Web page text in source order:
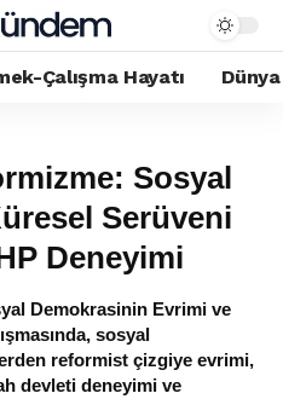
Çalışma Hayatı Dünya
Sosyal
Serüveni
Deneyimi
Demokrasinin Evrimi ve
sosyal
reformist çizgiye evrimi,
devleti deneyimi ve